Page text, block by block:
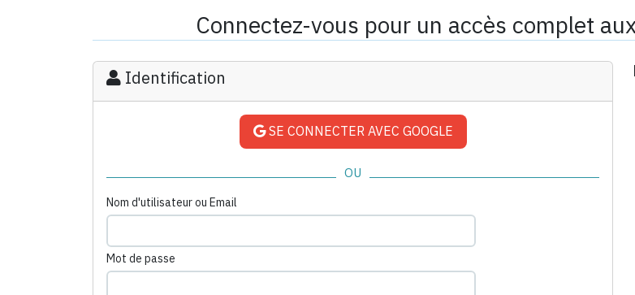
Connectez-vous pour un accès complet
Identification
SE CONNECTER AVEC GOOGLE
OU
Nom d'utilisateur ou Email
Mot de passe